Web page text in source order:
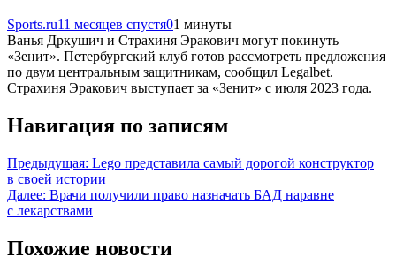
Sports.ru11 месяцев спустя01 минуты
Ванья Дркушич и Страхиня Эракович могут покинуть
«Зенит». Петербургский клуб готов рассмотреть предложения
по двум центральным защитникам, сообщил Legalbet.
Страхиня Эракович выступает за «Зенит» с июля 2023 года.
Навигация по записям
Предыдущая: Lego представила самый дорогой конструктор
в своей истории
Далее: Врачи получили право назначать БАД наравне
с лекарствами
Похожие новости